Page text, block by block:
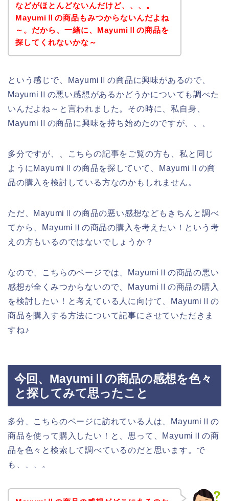
などがほとんどないんだけど、、、。
MayumiⅡの商品もみつからないんだよね
～。だから、一緒に、MayumiⅡの商品を
探してくれないかな～
という感じで、MayumiⅡの商品に興味があるので、
MayumiⅡの悪い感想があるかどうかについても調べた
いんだよね～と言われました。その時に、私自身、
MayumiⅡの商品に興味を持ち始めたのですが、、、
多分ですが、、こちらの記事をご覧の方も、私と同じ
ようにMayumiⅡの商品を探していて、MayumiⅡの商
品の購入を検討している方なのかもしれません。
ただ、MayumiⅡの商品の悪い感想などもきちんと調べ
てから、MayumiⅡの商品の購入を考えたい！という考
えの方もいるのではないでしょうか？
なので、こちらのページでは、MayumiⅡの商品の悪い
感想が全くみつからないので、MayumiⅡの商品の購入
を検討したい！と考えている人に向けて、MayumiⅡの
商品を購入する方法について記事にさせていただきま
すね♪
今回、MayumiⅡの商品の感想を色々
と探してみて思ったこと
多分、こちらのページに訪れている人は、MayumiⅡの
商品を使って購入したい！と、思って、MayumiⅡの商
品を色々と検索して調べているのだと思います。で
も、、、。